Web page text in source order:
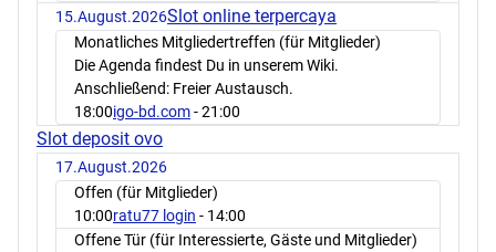
15.August.2026Slot online terpercaya
Monatliches Mitgliedertreffen (für Mitglieder)
Die Agenda findest Du in unserem Wiki.
Anschließend: Freier Austausch.
18:00igo-bd.com- 21:00
Slot deposit ovo
17.August.2026
Offen (für Mitglieder)
10:00ratu77 login - 14:00
Offene Tür (für Interessierte, Gäste und Mitglieder)